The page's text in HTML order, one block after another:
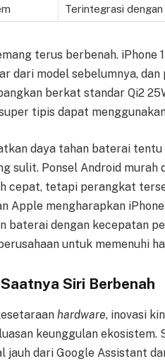
Terintegrasi dengan
terus berbenah. iPhone
dari model sebelumnya,
berkat standar Qi2
tipis dapat
daya tahan baterai
sulit. Ponsel Android
cepat, tetapi perangkat
Apple mengharapkan
baterai dengan kecepatan
untuk memenuhi
Siri Berbenah
hardware, inovasi
keunggulan ekosistem.
jauh dari Google Assistant